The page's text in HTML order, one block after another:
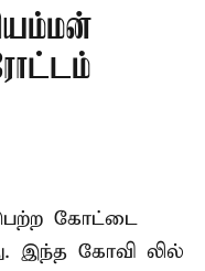
பெற்ற கோட்டை
இந்த கோவி லில்